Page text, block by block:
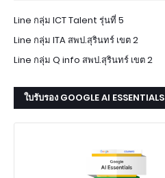
Line กลุ่ม ICT Talent รุ่นที่ 5
Line กลุ่ม ITA สพป.สุรินทร์ เขต 2
Line กลุ่ม Q info สพป.สุรินทร์ เขต 2
ใบรับรอง GOOGLE AI ESSENTIALS